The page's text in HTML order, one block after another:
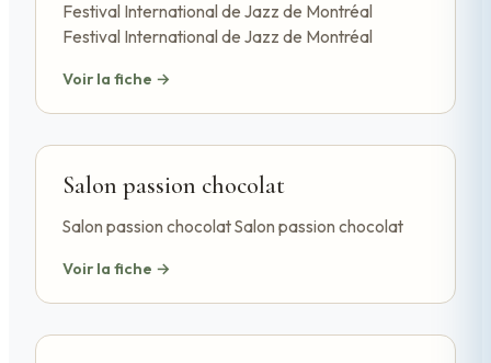
Festival International de Jazz de Montréal
Festival International de Jazz de Montréal
Voir la fiche →
Salon passion chocolat
Salon passion chocolat Salon passion chocolat
Voir la fiche →